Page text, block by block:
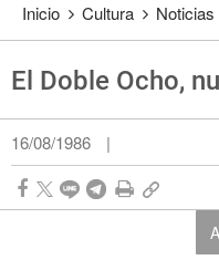
Inicio Cultura Noticias
El Doble Ocho,
16/08/1986 |